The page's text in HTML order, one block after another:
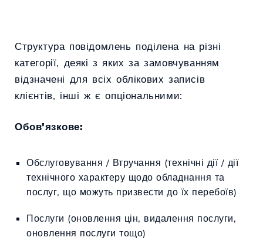
Структура повідомлень поділена на різні
категорії, деякі з яких за замовчуванням
відзначені для всіх облікових записів
клієнтів, інші ж є опціональними:
Обов'язкове:
Обслуговування / Втручання (технічні дії / дії
технічного характеру щодо обладнання та
послуг, що можуть призвести до їх перебоїв)
Послуги (оновлення цін, видалення послуги,
оновлення послуги тощо)